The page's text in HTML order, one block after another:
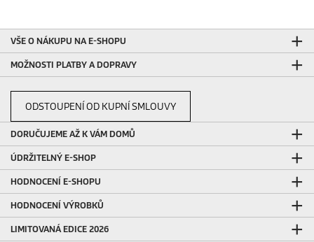
VŠE O NÁKUPU NA E-SHOPU
MOŽNOSTI PLATBY A DOPRAVY
ODSTOUPENÍ OD KUPNÍ SMLOUVY
DORUČUJEME AŽ K VÁM DOMŮ
ÚDRŽITELNÝ E-SHOP
HODNOCENÍ E-SHOPU
HODNOCENÍ VÝROBKŮ
LIMITOVANÁ EDICE 2026